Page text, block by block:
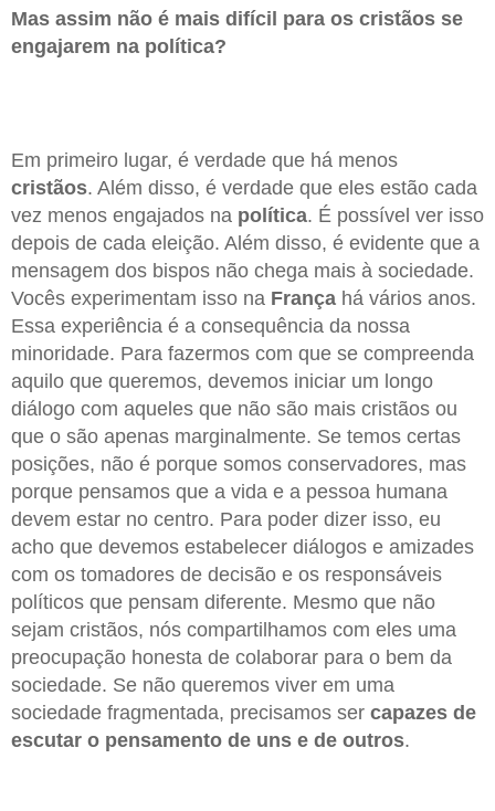
Mas assim não é mais difícil para os cristãos se
engajarem na política?
Em primeiro lugar, é verdade que há menos
cristãos. Além disso, é verdade que eles estão cada
vez menos engajados na política. É possível ver isso
depois de cada eleição. Além disso, é evidente que a
mensagem dos bispos não chega mais à sociedade.
Vocês experimentam isso na França há vários anos.
Essa experiência é a consequência da nossa
minoridade. Para fazermos com que se compreenda
aquilo que queremos, devemos iniciar um longo
diálogo com aqueles que não são mais cristãos ou
que o são apenas marginalmente. Se temos certas
posições, não é porque somos conservadores, mas
porque pensamos que a vida e a pessoa humana
devem estar no centro. Para poder dizer isso, eu
acho que devemos estabelecer diálogos e amizades
com os tomadores de decisão e os responsáveis
políticos que pensam diferente. Mesmo que não
sejam cristãos, nós compartilhamos com eles uma
preocupação honesta de colaborar para o bem da
sociedade. Se não queremos viver em uma
sociedade fragmentada, precisamos ser capazes de
escutar o pensamento de uns e de outros.